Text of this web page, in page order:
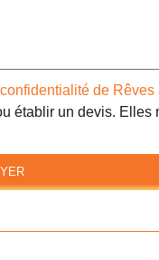
de Rêves
établir un devis. Elles